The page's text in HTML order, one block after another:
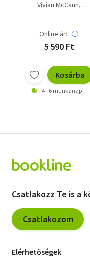
Vivian McCann
Online ár:
5 590 Ft
Kosárba
4 - 6 munkanap
Csatlakozz Te is a
Csatlakozom
Elérhetőségek